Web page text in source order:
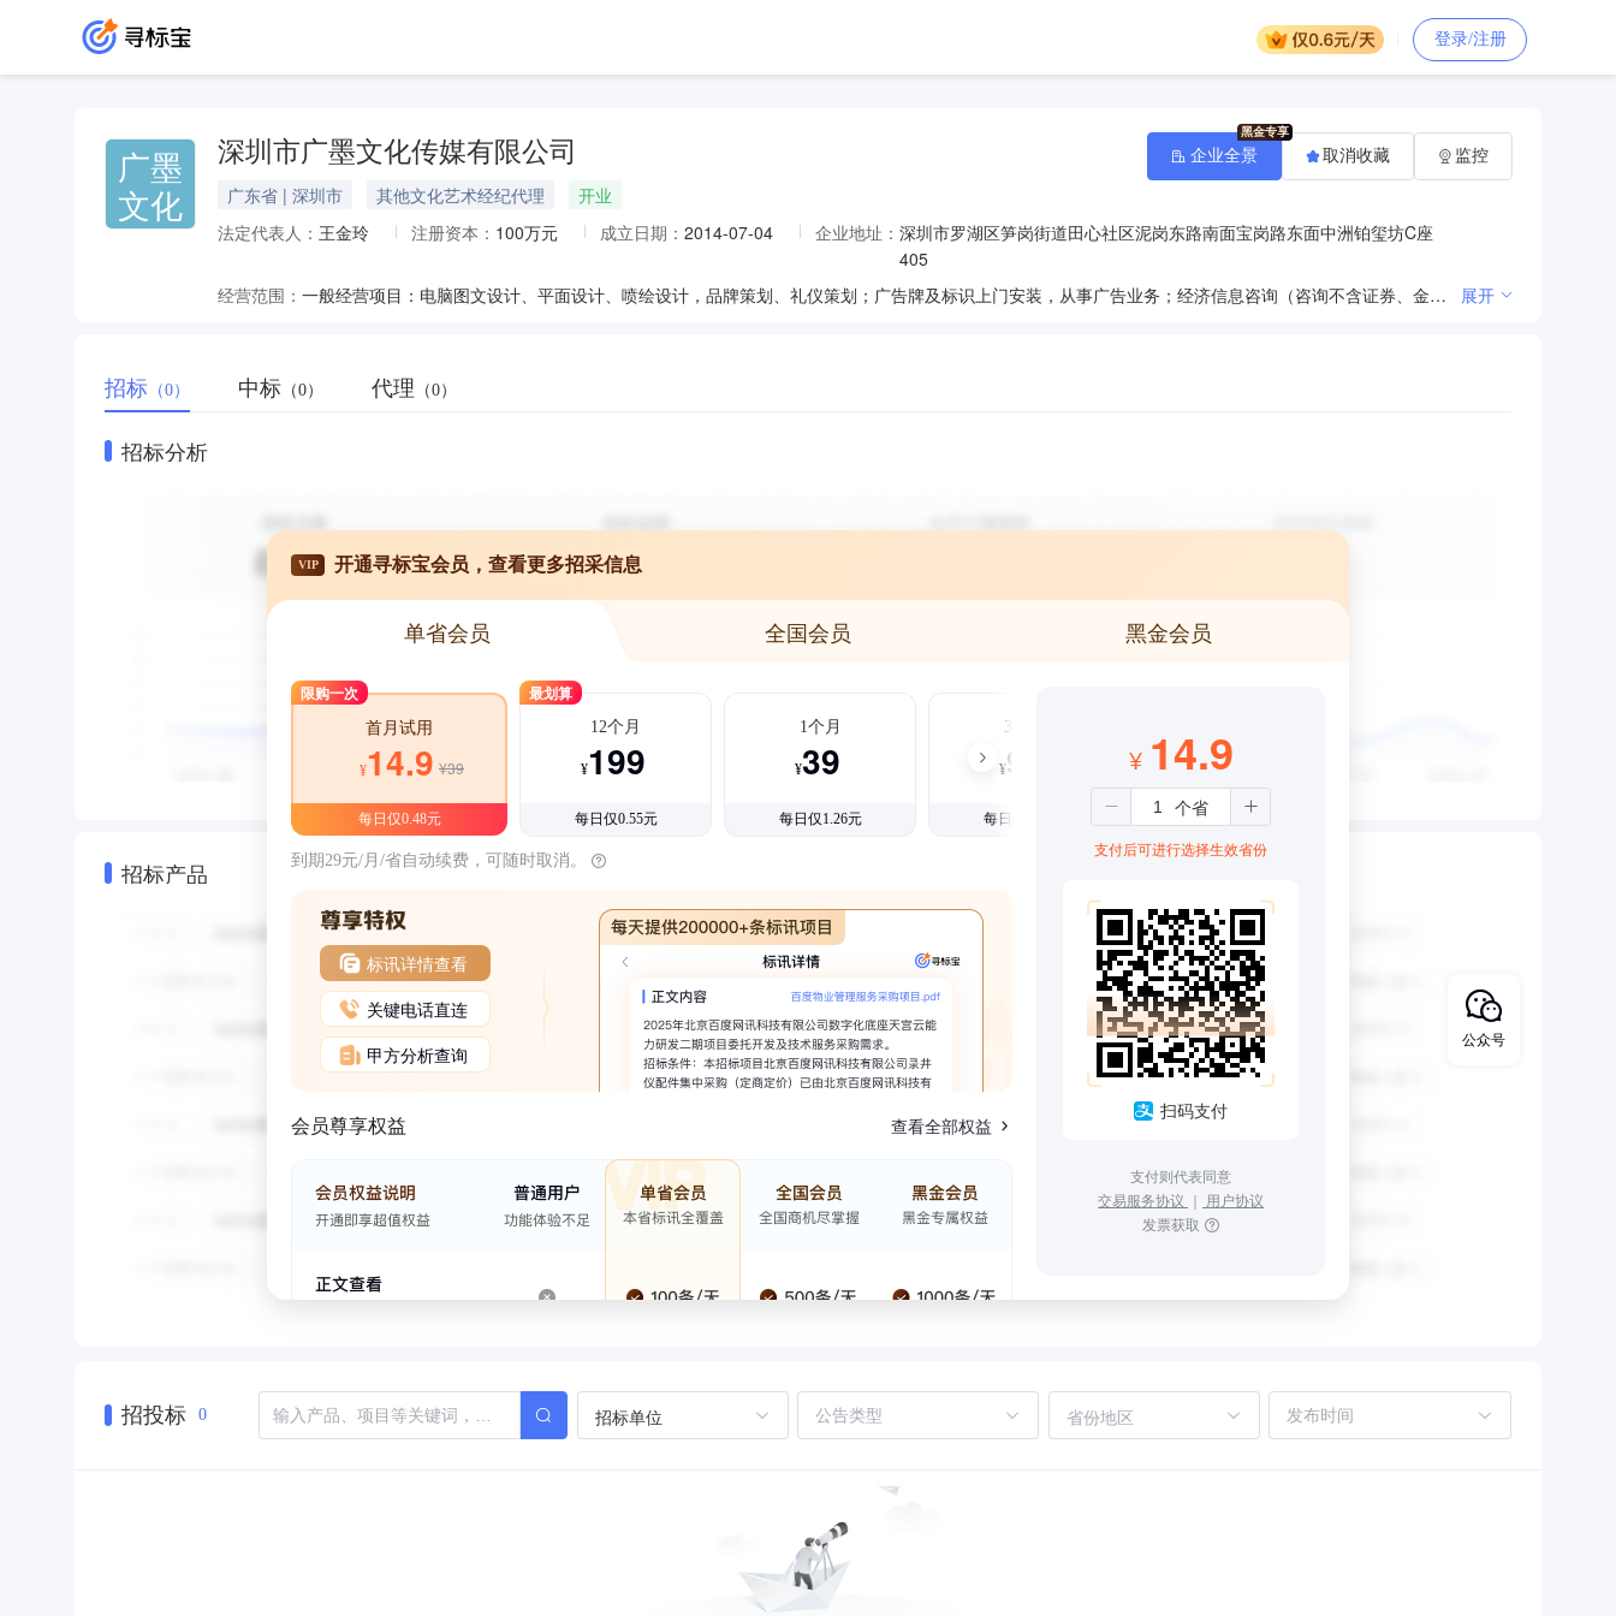
登录/注册
广墨
文化
深圳市广墨文化传媒有限公司
广东省 | 深圳市 其他文化艺术经纪代理
开业
法定代表人： 王金玲 注册资本： 100万元 成立日期： 2014-07-04 企业地址： 深圳市罗湖区笋岗街道田心社区泥岗东路南面宝岗路东面中洲铂玺坊C座
405
经营范围：
一般经营项目：电脑图文设计、平面设计、喷绘设计，品牌策划、礼仪策划；广告牌及标识上门安装，从事广告业务；经济信息咨询（咨询不含证券、金融、人才中介服务、其它限制类项目）。（法律、行政法规、国务院决定禁止的项目除外，限制的项目须取得许可后方可经营）许可经营项目：无。 展开
企业全景 取消收藏 监控
招标 （0） 中标 （0） 代理 （0）
招标分析
招标产品
VIP 开通寻标宝会员，查看更多招采信息
单省会员 全国会员 黑金会员
限购一次
首月试用
¥14.9 ¥39
每日仅0.48元
最划算
12个月
¥199
每日仅0.55元
1个月
¥39
每日仅1.26元
3个月
¥99
每日仅1.08元
到期29元/月/省自动续费，可随时取消。
标讯详情查看
关键电话直连
甲方分析查询
会员尊享权益 查看全部权益
¥ 14.9
支付后可进行选择生效省份
扫码支付
支付则代表同意
交易服务协议 ｜ 用户协议
发票获取
招投标 0 招标单位 省份地区
公众号